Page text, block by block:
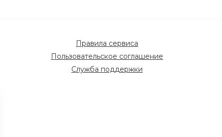
Правила сервиса
Пользовательское соглашение
Служба поддержки